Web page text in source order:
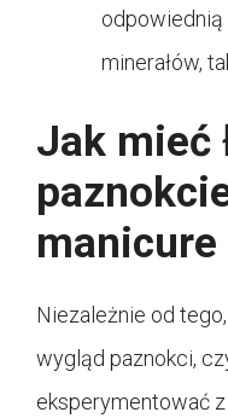
odpowiednią
minerałów,
Jak mieć
manicure
Niezależnie od
wygląd paznokci,
eksperymentować